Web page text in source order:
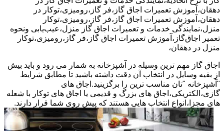
دهقان،آموزش تعمیرات اجاق گاز،فر گاز،رومیزی،توکار در
دهقان،آموزش تعمیرات اجاق گاز،فر گاز،رومیزی،توکار
منزل،نمایندگی خدمات و تعمیرات اجاق گاز منزل،عیب‌یابی ونحوه
تعمیر اجاق‌گاز،آموزش تعمیرات اجاق گاز،فر گاز،رومیزی،توکار
منزل در دهقان،
اجاق گاز مهم ترین وسیله در آشپزخانه به شمار می رود و باید بیش
از بقیه وسایل در انتخاب آن دقت داشته باشید تا مطابق شرایط
"آشپزخانه "تان مناسب ترین را برگزینید.اجاق های
گازی،الکتریکی،اجاق های بزرگ و قدیمی یا اجاق های توکار با شعله
های مجزا،انواع انتخاب هایی هستند که پیش روی شما قرار دارند.